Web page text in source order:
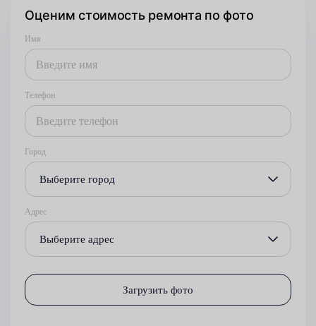
Оценим стоимость ремонта по фото
Имя
Телефон
Город
Выберите город
Адрес
Выберите адрес
Загрузить фото